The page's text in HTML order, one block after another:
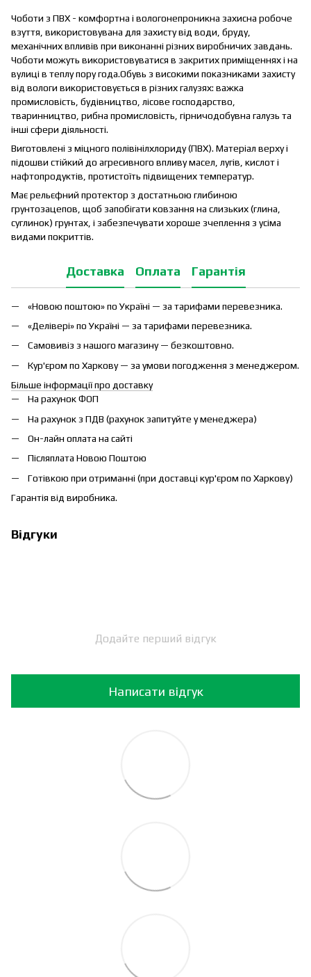
Чоботи з ПВХ - комфортна і вологонепроникна захисна робоче
взуття, використовувана для захисту від води, бруду,
механічних впливів при виконанні різних виробничих завдань.
Чоботи можуть використовуватися в закритих приміщеннях і на
вулиці в теплу пору года.Обувь з високими показниками захисту
від вологи використовується в різних галузях: важка
промисловість, будівництво, лісове господарство,
тваринництво, рибна промисловість, гірничодобувна галузь та
інші сфери діяльності.
Виготовлені з міцного полівінілхлориду (ПВХ). Матеріал верху і
підошви стійкий до агресивного впливу масел, лугів, кислот і
нафтопродуктів, протистоїть підвищених температур.
Має рельєфний протектор з достатньою глибиною
грунтозацепов, щоб запобігати ковзання на слизьких (глина,
суглинок) грунтах, і забезпечувати хороше зчеплення з усіма
видами покриттів.
Доставка Оплата Гарантія
«Новою поштою» по Україні — за тарифами перевезника.
«Делівері» по Україні — за тарифами перевезника.
Самовивіз з нашого магазину — безкоштовно.
Кур'єром по Харкову — за умови погодження з менеджером.
Більше інформації про доставку
На рахунок ФОП
На рахунок з ПДВ (рахунок запитуйте у менеджера)
Он-лайн оплата на сайті
Післяплата Новою Поштою
Готівкою при отриманні (при доставці кур'єром по Харкову)
Гарантія від виробника.
Відгуки
Додайте перший відгук
Написати відгук